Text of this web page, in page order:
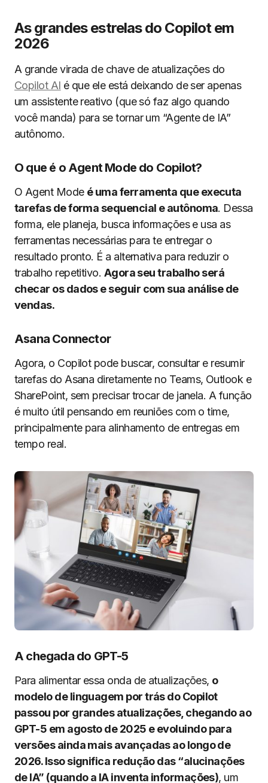
As grandes estrelas do Copilot em
2026
A grande virada de chave de atualizações do
Copilot AI é que ele está deixando de ser apenas
um assistente reativo (que só faz algo quando
você manda) para se tornar um “Agente de IA”
autônomo.
O que é o Agent Mode do Copilot?
O Agent Mode é uma ferramenta que executa
tarefas de forma sequencial e autônoma. Dessa
forma, ele planeja, busca informações e usa as
ferramentas necessárias para te entregar o
resultado pronto. É a alternativa para reduzir o
trabalho repetitivo. Agora seu trabalho será
checar os dados e seguir com sua análise de
vendas.
Asana Connector
Agora, o Copilot pode buscar, consultar e resumir
tarefas do Asana diretamente no Teams, Outlook e
SharePoint, sem precisar trocar de janela. A função
é muito útil pensando em reuniões com o time,
principalmente para alinhamento de entregas em
tempo real.
A chegada do GPT-5
Para alimentar essa onda de atualizações, o
modelo de linguagem por trás do Copilot
passou por grandes atualizações, chegando ao
GPT-5 em agosto de 2025 e evoluindo para
versões ainda mais avançadas ao longo de
2026. Isso significa redução das “alucinações
de IA” (quando a IA inventa informações), um